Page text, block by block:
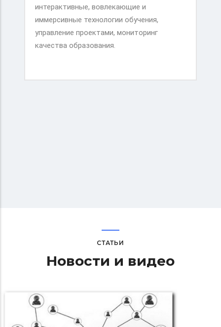
интерактивные, вовлекающие и
иммерсивные технологии обучения,
управление проектами, мониторинг
качества образования.
СТАТЬИ
Новости и видео